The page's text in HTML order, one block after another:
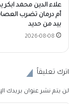
علاء الدين محمد
أم درمان تضرب
بيد من حديد
2026-08-08
اترك تعليقاً
لن يتم نشر عنوان بريدك